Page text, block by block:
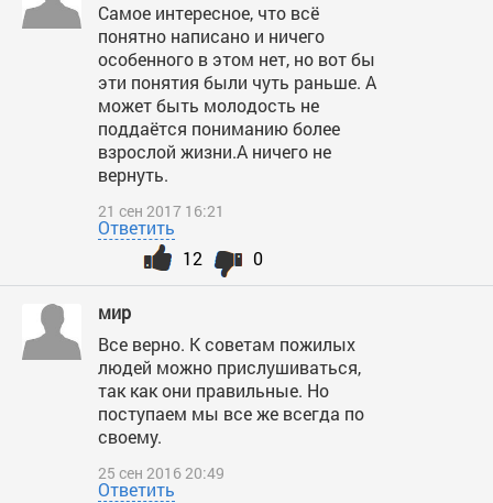
Самое интересное, что всё
понятно написано и ничего
особенного в этом нет, но вот бы
эти понятия были чуть раньше. А
может быть молодость не
поддаётся пониманию более
взрослой жизни.А ничего не
вернуть.
21 сен 2017 16:21
Ответить
0
12
мир
Все верно. К советам пожилых
людей можно прислушиваться,
так как они правильные. Но
поступаем мы все же всегда по
своему.
25 сен 2016 20:49
Ответить